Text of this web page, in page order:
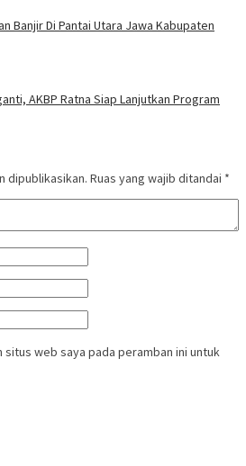
Banjir Di Pantai Utara Jawa Kabupaten
AKBP Ratna Siap Lanjutkan Program
dipublikasikan. Ruas yang wajib ditandai *
situs web saya pada peramban ini untuk